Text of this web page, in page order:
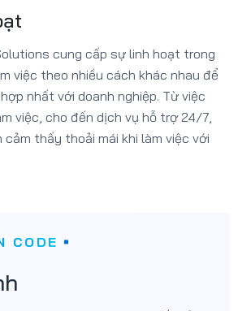
cung cấp sự linh hoạt trong
việc theo nhiều cách khác nhau để
nhất với doanh nghiệp. Từ việc
việc, cho đến dịch vụ hỗ trợ 24/7,
cảm thấy thoải mái khi làm việc với
CODE